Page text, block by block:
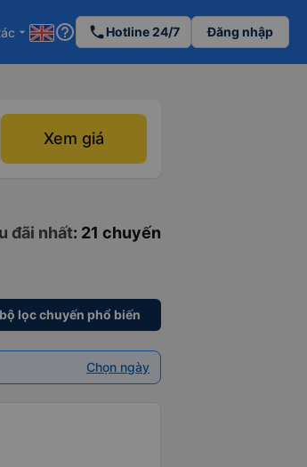
arrow_drop_down help_outline phoneHotline 24/7 Đăng nhập
Xem giá
đãi nhất: 21 chuyến
lọc chuyến phổ biến
Chọn ngày